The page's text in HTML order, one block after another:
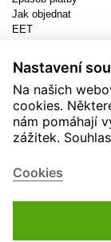
Jak objednat
EET
Užitečné
Novinky
Akční produkty
Kontakty
Zásady používání
Nastavení
Na našich
cookies.
nám pomáhají
zážitek.
Cookies